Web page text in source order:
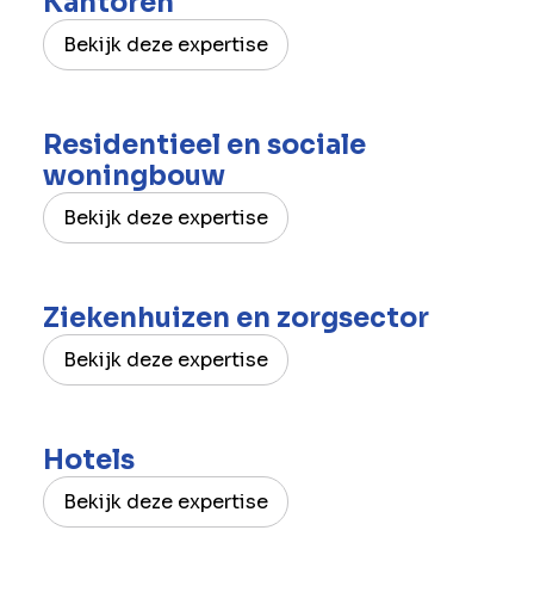
Bekijk deze expertise
Residentieel en sociale
woningbouw
Bekijk deze expertise
Ziekenhuizen en zorgsector
Bekijk deze expertise
Hotels
Bekijk deze expertise